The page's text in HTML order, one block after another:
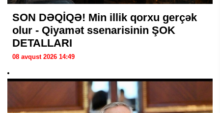
SON DƏQİQƏ! Min illik qorxu gerçək
olur - Qiyamət ssenarisinin ŞOK
DETALLARI
08 avqust 2026 14:49